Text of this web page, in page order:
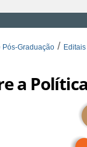
Pós-Graduação / Editais
a